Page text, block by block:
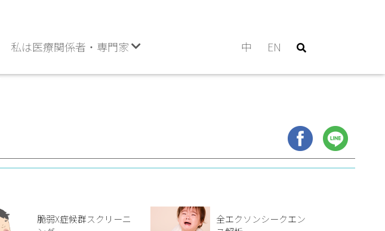
私は医療関係者・専門家 中 EN
脆弱X症候群スクリーニ
全エクソンシークエン